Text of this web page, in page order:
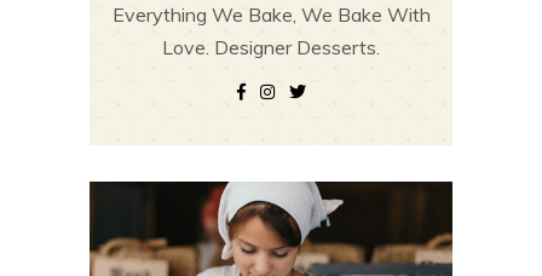
Everything We Bake, We Bake With
Love. Designer Desserts.